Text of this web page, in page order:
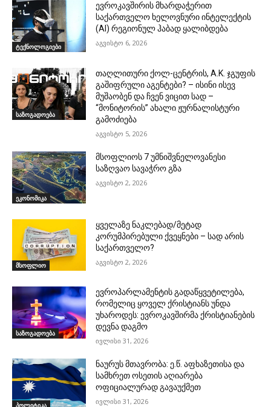
ტექნოლოგიები
ევროკავშირის მხარდაჭერით
საქართველო ხელოვნური ინტელექტის
(AI) რეგიონულ ჰაბად ყალიბდება
აგვისტო 6, 2026
საზოგადოება
თაღლითური ქოლ-ცენტრის, A.K. ჯგუფის
გაშიფრული აგენტები? – ისინი ისევ
მუშაობენ და ჩვენ ვიცით სად –
“მონიტორის” ახალი ჟურნალისტური
გამოძიება
აგვისტო 5, 2026
ეკონომიკა
მსოფლიოს 7 უმნიშვნელოვანესი
საზღვაო სავაჭრო გზა
აგვისტო 2, 2026
მსოფლიო
ყველაზე ნაკლებად/მეტად
კორუმპირებული ქვეყნები – სად არის
საქართველო?
აგვისტო 2, 2026
საზოგადოება
ევროპარლამენტის გადაწყვეტილება,
რომელიც ყოველ ქრისტიანს უნდა
უხაროდეს: ევროკავშირმა ქრისტიანების
დევნა დაგმო
ივლისი 31, 2026
პოლიტიკა
ნაურუს მთავრობა: ე.წ. აფხაზეთისა და
სამხრეთ ოსეთის აღიარება
ოფიციალურად გავაუქმეთ
ივლისი 31, 2026